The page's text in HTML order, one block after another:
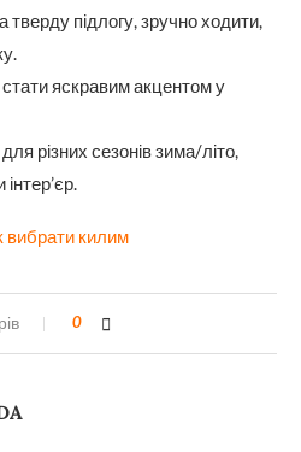
підлогу, зручно ходити,
яскравим акцентом у
різних сезонів зима/літо,
вибрати килим
0